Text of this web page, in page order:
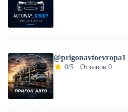
@prigonavtoevropa1
0/5 · Отзывов 0